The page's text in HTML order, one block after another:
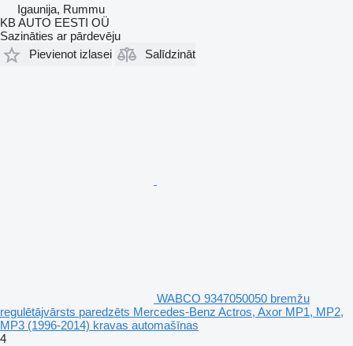
Igaunija, Rummu
KB AUTO EESTI OÜ
Sazināties ar pārdevēju
Pievienot izlasei
Salīdzināt
WABCO 9347050050 bremžu
regulētājvārsts paredzēts Mercedes-Benz Actros, Axor MP1, MP2,
MP3 (1996-2014) kravas automašīnas
4